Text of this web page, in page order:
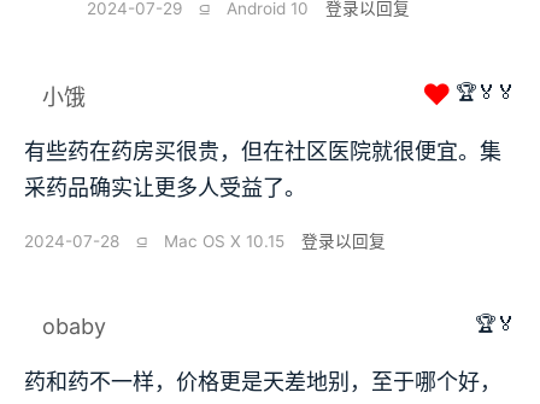
2024-07-29 ⫑ Android 10 登录以回复
小饿 ❤ 🏆🏅🏅
有些药在药房买很贵，但在社区医院就很便宜。集
采药品确实让更多人受益了。
2024-07-28 ⫑ Mac OS X 10.15 登录以回复
obaby 🏆🏅
药和药不一样，价格更是天差地别，至于哪个好，